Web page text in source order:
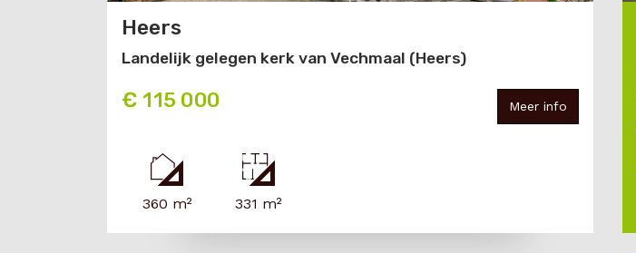
Heers
Landelijk gelegen kerk van Vechmaal (Heers)
€ 115 000 Meer info
360 m² 331 m²